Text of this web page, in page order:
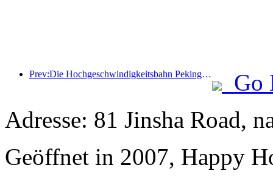
Prev:Die Hochgeschwindigkeitsbahn Peking-Shanghai und das China Railway Economics Institute haben eine strategische Kooperation vereinbart, um gemeinsam die qualitativ hochwertige Entwicklung der Hochgeschwindigkeitsbahn voranzutreiben.
Go
Adresse: 81 Jinsha Road,
Geöffnet in 2007, Happy